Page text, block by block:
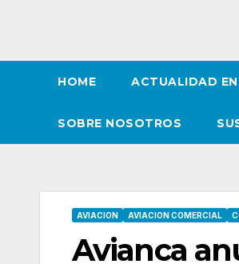
HOME ACTUALIDAD
SOBRE NOSOTROS
AVIACION AVIACION COMERCIAL
Avianca